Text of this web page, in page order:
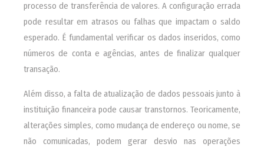
processo de transferência de valores. A configuração errada
pode resultar em atrasos ou falhas que impactam o saldo
esperado. É fundamental verificar os dados inseridos, como
números de conta e agências, antes de finalizar qualquer
transação.
Além disso, a falta de atualização de dados pessoais junto à
instituição financeira pode causar transtornos. Teoricamente,
alterações simples, como mudança de endereço ou nome, se
não comunicadas, podem gerar desvio nas operações